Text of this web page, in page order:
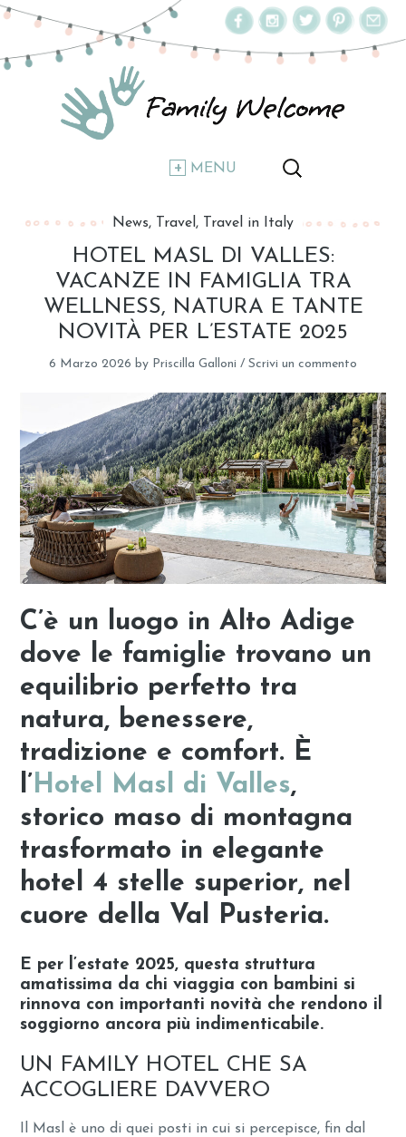
MENU
News Travel Travel in Italy
HOTEL MASL DI VALLES:
VACANZE IN FAMIGLIA TRA
WELLNESS, NATURA E TANTE
NOVITÀ PER L’ESTATE 2025
6 Marzo 2026 by Priscilla Galloni / Scrivi un commento
C’è un luogo in Alto Adige
dove le famiglie trovano un
equilibrio perfetto tra
natura, benessere,
tradizione e comfort. È
l’Hotel Masl di Valles,
storico maso di montagna
trasformato in elegante
hotel 4 stelle superior, nel
cuore della Val Pusteria.
E per l’estate 2025, questa struttura
amatissima da chi viaggia con bambini si
rinnova con importanti novità che rendono il
soggiorno ancora più indimenticabile.
UN FAMILY HOTEL CHE SA
ACCOGLIERE DAVVERO
Il Masl è uno di quei posti in cui si percepisce, fin dal